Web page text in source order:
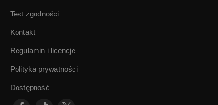
Test zgodności
Kontakt
Regulamin i licencje
Polityka prywatności
Dostępność